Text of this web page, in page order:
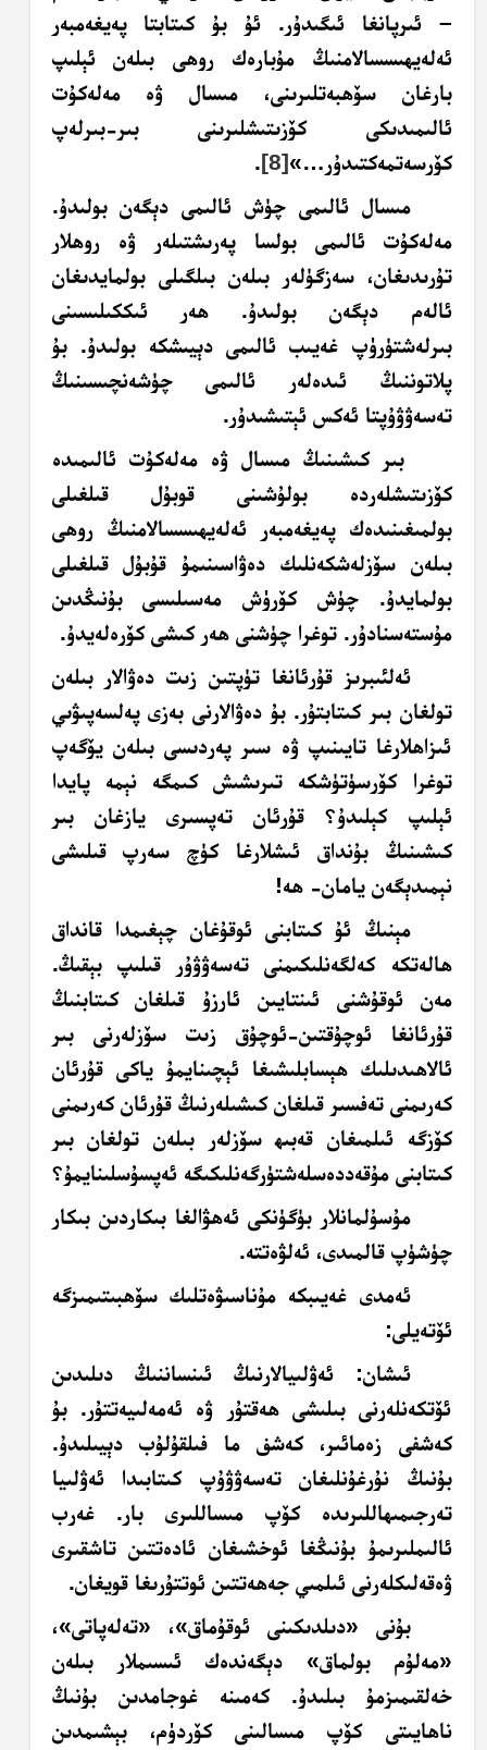
– ئىرپانغا ئىگىدۇر. ئۇ بۇ كىتابتا پەيغەمبەر
ئەلەيھىسسالامنىڭ مۇبارەك روھى بىلەن ئېلىپ
بارغان سۆھبەتلىرىنى، مىسال ۋە مەلەكۇت
ئالىمىدىكى كۆزىتىشلىرىنى بىر-بىرلەپ
كۆرسەتمەكتىدۇر…»[8]
.
مىسال ئالىمى چۈش ئالىمى دېگەن بولىدۇ.
مەلەكۇت ئالىمى بولسا پەرىشتىلەر ۋە روھلار
تۇرىدىغان، سەزگۈلەر بىلەن بىلگىلى بولمايدىغان
ئالەم دېگەن بولىدۇ. ھەر ئىككىلىسىنى
بىرلەشتۈرۈپ غەيىب ئالىمى دېيىشكە بولىدۇ. بۇ
پلاتوننىڭ ئىدەلەر ئالىمى چۈشەنچىسىنىڭ
تەسەۋۋۇپتا ئەكس ئېتىشىدۇر.
بىر كىشىنىڭ مىسال ۋە مەلەكۇت ئالىمىدە
كۆزىتىشلەردە بولۇشىنى قوبۇل قىلغىلى
بولمىغىنىدەك پەيغەمبەر ئەلەيھىسسالامنىڭ روھى
بىلەن سۆزلەشكەنلىك دەۋاسىنىمۇ قۇبۇل قىلغىلى
بولمايدۇ. چۈش كۆرۈش مەسىلىسى بۇنىڭدىن
مۇستەسنادۇر. توغرا چۈشنى ھەر كىشى كۆرەلەيدۇ.
ئەلئىبرىز قۇرئانغا تۈپتىن زىت دەۋالار بىلەن
تولغان بىر كىتابتۇر. بۇ دەۋالارنى بەزى پەلسەپىۋىي
ئىزاھلارغا تايىنىپ ۋە سىر پەردىسى بىلەن يۆگەپ
توغرا كۆرسۈتۈشكە تىرىشىش كىمگە نېمە پايدا
ئېلىپ كېلىدۇ؟ قۇرئان تەپسىرى يازغان بىر
كىشىنىڭ بۇنداق ئىشلارغا كۈچ سەرپ قىلىشى
نېمىدېگەن يامان- ھە!
مېنىڭ ئۇ كىتابنى ئوقۇغان چېغىمدا قانداق
ھالەتكە كەلگەنلىكىمنى تەسەۋۋۇر قىلىپ بېقىڭ.
مەن ئوقۇشنى ئىنتايىن ئارزۇ قىلغان كىتابنىڭ
قۇرئانغا ئوچۇقتىن-ئوچۇق زىت سۆزلەرنى بىر
ئالاھىدىلىك ھېسابلىشىغا ئېچىنايمۇ ياكى قۇرئان
كەرىمنى تەفسىر قىلغان كىشىلەرنىڭ قۇرئان كەرىمنى
كۆزگە ئىلمىغان قەبىھ سۆزلەر بىلەن تولغان بىر
كىتابنى مۇقەددەسلەشتۈرگەنلىكىگە ئەپسۇسلىنايمۇ؟
مۇسۇلمانلار بۈگۈنكى ئەھۋالغا بىكاردىن بىكار
چۈشۈپ قالمىدى، ئەلۋەتتە.
ئەمدى غەيىبكە مۇناسىۋەتلىك سۆھبىتىمىزگە
ئۆتەيلى:
ئىشان: ئەۋلىيالارنىڭ ئىنساننىڭ دىلىدىن
ئۆتكەنلەرنى بىلىشى ھەقتۇر ۋە ئەمەلىيەتتۇر. بۇ
كەشفى زەمائىر، كەشف ما فىلقۇلۇب دېيىلىدۇ.
بۇنىڭ نۇرغۇنلىغان تەسەۋۋۇپ كىتابىدا ئەۋلىيا
تەرجىمىھاللىرىدە كۆپ مىساللىرى بار. غەرب
ئالىملىرىمۇ بۇنىڭغا ئوخشىغان ئادەتتىن تاشقىرى
ۋەقەلىكلەرنى ئىلمىي جەھەتتىن ئوتتۇرىغا قويغان.
بۇنى «دىلدىكىنى ئوقۇماق»، «تەلەپاتى»،
«مەلۇم بولماق» دېگەندەك ئىسىملار بىلەن
خەلقىمىزمۇ بىلىدۇ. كەمىنە غوجامدىن بۇنىڭ
ناھايىتى كۆپ مىسالىنى كۆردۈم، بېشىمدىن